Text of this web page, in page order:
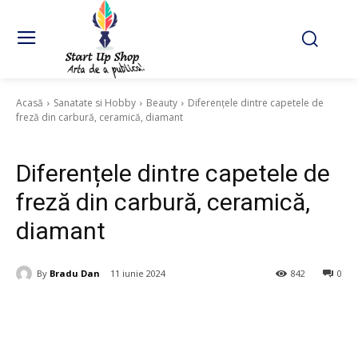
Acasă Sanatate si Hobby Beauty
Diferențele dintre capetele de
freză din carbură, ceramică, diamant
Diferențele dintre capetele de
freză din carbură, ceramică,
diamant
By Bradu Dan 11 iunie 2024 0
842